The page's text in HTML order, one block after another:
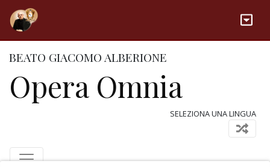
BEATO GIACOMO ALBERIONE
Opera Omnia
SELEZIONA UNA LINGUA